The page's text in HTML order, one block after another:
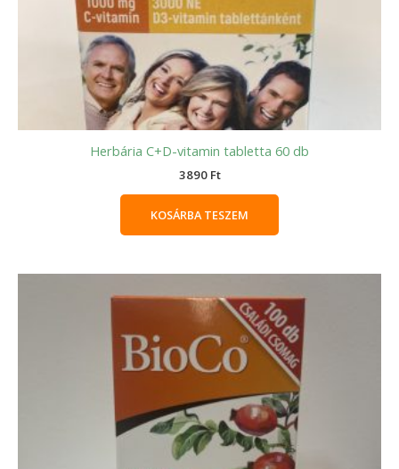
Herbária C+D-vitamin tabletta 60 db
3890 Ft
KOSÁRBA TESZEM